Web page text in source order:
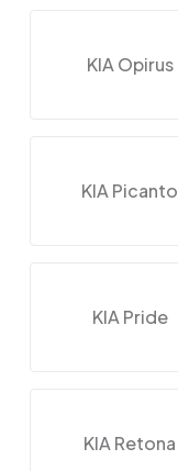
KIA Opirus
KIA Picanto
KIA Pride
KIA Retona